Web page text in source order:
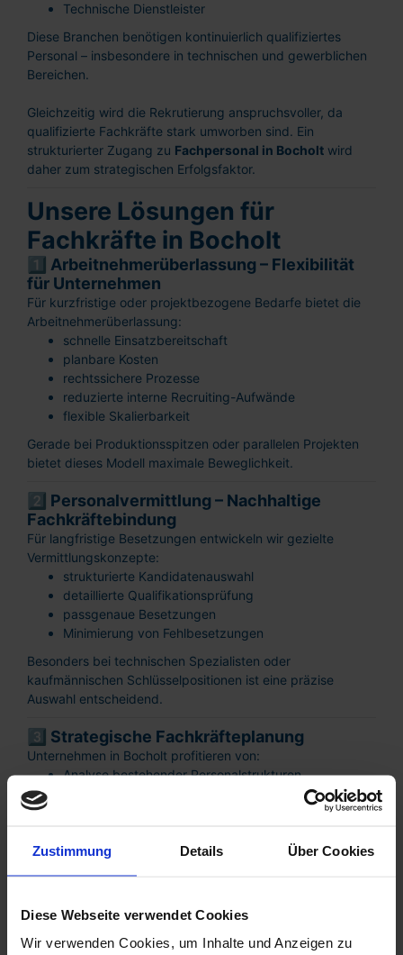
Zustimmung Details Über Cookies
Diese Webseite verwendet Cookies
Wir verwenden Cookies, um Inhalte und Anzeigen zu
Technische Dienstleister
Diese Branchen benötigen kontinuierlich qualifiziertes
Personal – insbesondere in technischen und gewerblichen
Bereichen.
Gleichzeitig wird die Rekrutierung anspruchsvoller, da
qualifizierte Fachkräfte stark umworben sind. Ein
strukturierter Zugang zu Fachpersonal in Bocholt wird
daher zum strategischen Erfolgsfaktor.
Unsere Lösungen für
Fachkräfte in Bocholt
1️⃣ Arbeitnehmerüberlassung – Flexibilität
für Unternehmen
Für kurzfristige oder projektbezogene Bedarfe bietet die
Arbeitnehmerüberlassung:
schnelle Einsatzbereitschaft
planbare Kosten
rechtssichere Prozesse
reduzierte interne Recruiting-Aufwände
flexible Skalierbarkeit
Gerade bei Produktionsspitzen oder parallelen Projekten
bietet dieses Modell maximale Beweglichkeit.
2️⃣ Personalvermittlung – Nachhaltige
Fachkräftebindung
Für langfristige Besetzungen entwickeln wir gezielte
Vermittlungskonzepte:
strukturierte Kandidatenauswahl
detaillierte Qualifikationsprüfung
passgenaue Besetzungen
Minimierung von Fehlbesetzungen
Besonders bei technischen Spezialisten oder
kaufmännischen Schlüsselpositionen ist eine präzise
Auswahl entscheidend.
3️⃣ Strategische Fachkräfteplanung
Unternehmen in Bocholt profitieren von:
Analyse bestehender Personalstrukturen
Branchenfokus – Fachkräfte
für Bocholt
Industriemechaniker